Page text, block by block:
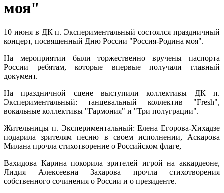
моя"
10 июня в ДК п. Экспериментальный состоялся праздничный
концерт, посвященный Дню России "Россия-Родина моя".
На мероприятии были торжественно вручены паспорта
России ребятам, которые впервые получали главный
документ.
На праздничной сцене выступили коллективы ДК п.
Экспериментальный: танцевальный коллектив "Fresh",
вокальные коллективы "Гармония" и "Три полуграции".
Жительницы п. Экспериментальный: Елена Егорова-Хихадзе
подарила зрителям песню в своем исполнении, Аскарова
Милана прочла стихотворение о Российском флаге,
Вахидова Карина покорила зрителей игрой на аккардеоне,
Лидия Алексеевна Захарова прочла стихотворения
собственного сочинения о России и о президенте.